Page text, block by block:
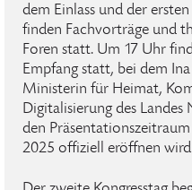
dem Einlass und der
finden Fachvorträge und
Foren statt. Um 17 Uhr
Empfang statt, bei dem
Ministerin für Heimat,
Digitalisierung des
den
2025 offiziell eröffnen